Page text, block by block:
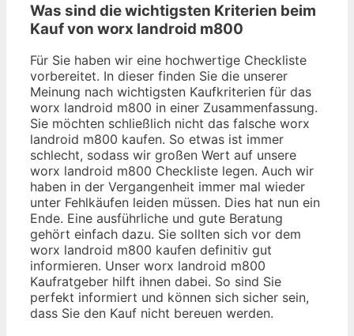
Was sind die wichtigsten Kriterien beim
Kauf von worx landroid m800
Für Sie haben wir eine hochwertige Checkliste
vorbereitet. In dieser finden Sie die unserer
Meinung nach wichtigsten Kaufkriterien für das
worx landroid m800 in einer Zusammenfassung.
Sie möchten schließlich nicht das falsche worx
landroid m800 kaufen. So etwas ist immer
schlecht, sodass wir großen Wert auf unsere
worx landroid m800 Checkliste legen. Auch wir
haben in der Vergangenheit immer mal wieder
unter Fehlkäufen leiden müssen. Dies hat nun ein
Ende. Eine ausführliche und gute Beratung
gehört einfach dazu. Sie sollten sich vor dem
worx landroid m800 kaufen definitiv gut
informieren. Unser worx landroid m800
Kaufratgeber hilft ihnen dabei. So sind Sie
perfekt informiert und können sich sicher sein,
dass Sie den Kauf nicht bereuen werden.